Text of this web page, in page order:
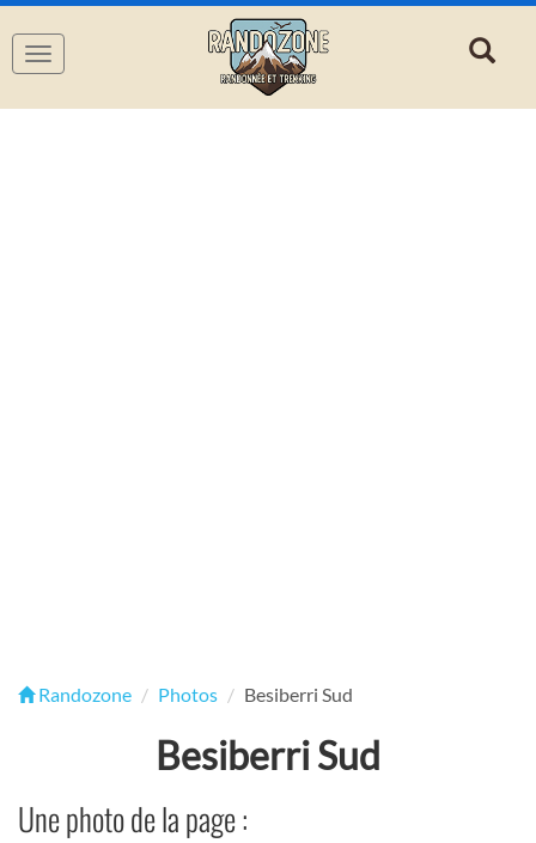
Navigation
Randozone Photos Besiberri Sud
Besiberri Sud
Une photo de la page :